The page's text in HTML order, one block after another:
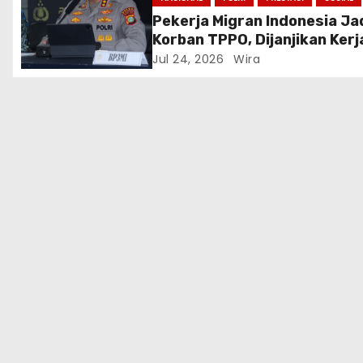
Pekerja Migran Indonesia
Korban TPPO, Dijanjikan
Turki Berujung ke Libya
Jul 24, 2026 Wira